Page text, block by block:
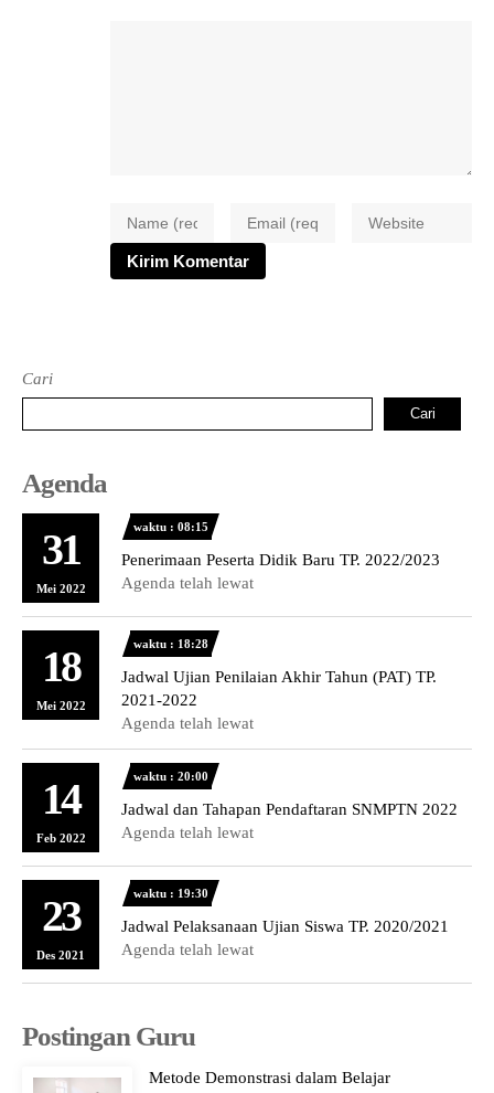
Cari
Cari
Agenda
31
Mei 2022
waktu : 08:15
Penerimaan Peserta Didik Baru TP. 2022/2023
Agenda telah lewat
18
Mei 2022
waktu : 18:28
Jadwal Ujian Penilaian Akhir Tahun (PAT) TP.
2021-2022
Agenda telah lewat
14
Feb 2022
waktu : 20:00
Jadwal dan Tahapan Pendaftaran SNMPTN 2022
Agenda telah lewat
23
Des 2021
waktu : 19:30
Jadwal Pelaksanaan Ujian Siswa TP. 2020/2021
Agenda telah lewat
Postingan Guru
Metode Demonstrasi dalam Belajar